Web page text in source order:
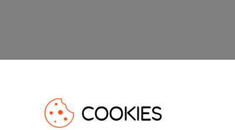
COOKIES